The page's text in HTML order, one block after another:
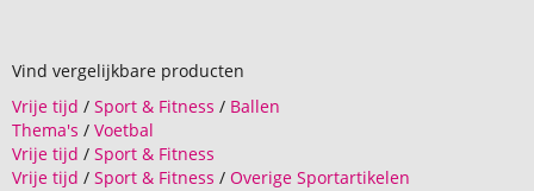
Vind vergelijkbare producten
Vrije tijd / Sport & Fitness / Ballen
Thema's / Voetbal
Vrije tijd / Sport & Fitness
Vrije tijd / Sport & Fitness / Overige Sportartikelen